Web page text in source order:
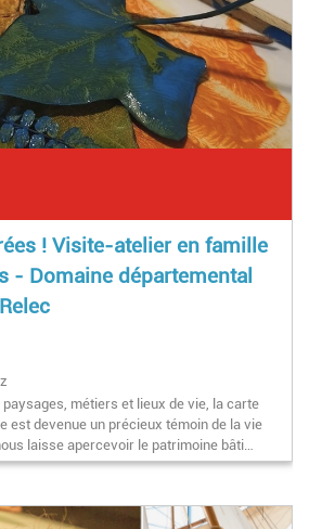
! Visite-atelier en famille
- Domaine départemental
métiers et lieux de vie, la carte
est devenue un précieux témoin de la vie
laisse apercevoir le patrimoine bâti…